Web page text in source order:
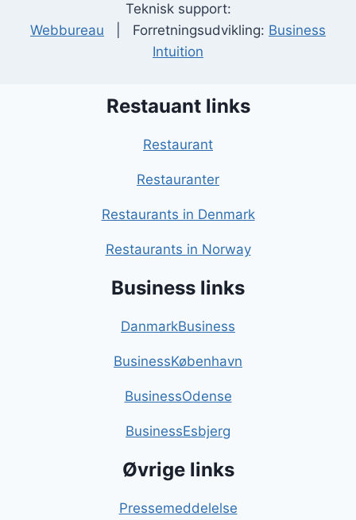
Teknisk support:
Webbureau | Forretningsudvikling: Business
Intuition
Restauant links
Restaurant
Restauranter
Restaurants in Denmark
Restaurants in Norway
Business links
DanmarkBusiness
BusinessKøbenhavn
BusinessOdense
BusinessEsbjerg
Øvrige links
Pressemeddelelse